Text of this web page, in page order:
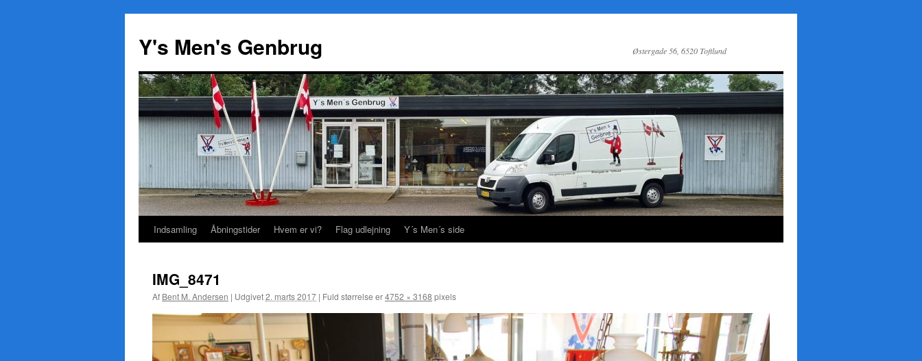
Y's Men's Genbrug Østergade 56, 6520 Toftlund
Hop
indhold
Indsamling Åbningstider Hvem er vi? Flag udlejning Y´s Men´s side
IMG_8471
Af Bent M. Andersen | Udgivet2. marts 2017 | Fuld størrelse er4752 × 3168 pixels